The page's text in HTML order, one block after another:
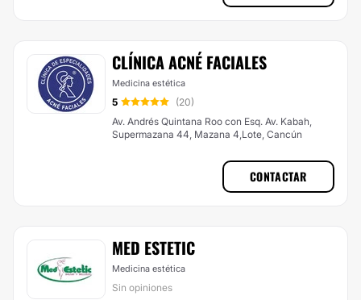
CLÍNICA ACNÉ FACIALES
Medicina estética
5
(20)
Av. Andrés Quintana Roo con Esq. Av. Kabah,
Supermazana 44, Mazana 4,Lote, Cancún
CONTACTAR
MED ESTETIC
Medicina estética
Sin opiniones